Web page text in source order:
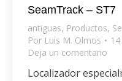
SeamTrack – ST7
antiguas, Productos,
Por Luis M. Olmos
Deja un comentario
Localizador